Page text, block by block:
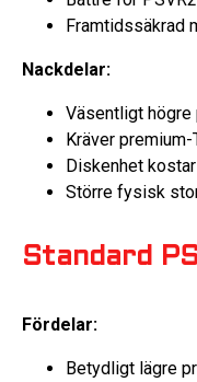
Framtidssäkrad
Nackdelar:
Väsentligt
Kräver
Diskenhet
Större fysisk
Standard
Fördelar:
Betydligt lägre